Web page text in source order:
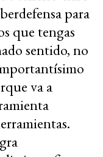
para
que tengas
sentido, no
va a